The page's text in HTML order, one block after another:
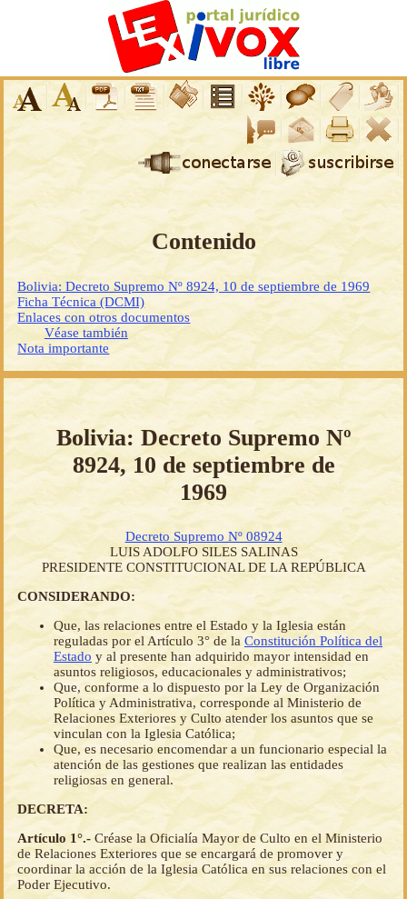
Contenido
Bolivia: Decreto Supremo Nº 8924, 10 de septiembre de 1969
Ficha Técnica (DCMI)
Enlaces con otros documentos
Véase también
Nota importante
Bolivia: Decreto Supremo Nº
8924, 10 de septiembre de
1969
Decreto Supremo Nº 08924
LUIS ADOLFO SILES SALINAS
PRESIDENTE CONSTITUCIONAL DE LA REPÚBLICA
CONSIDERANDO:
Que, las relaciones entre el Estado y la Iglesia están
reguladas por el Artículo 3° de la Constitución Política del
Estado y al presente han adquirido mayor intensidad en
asuntos religiosos, educacionales y administrativos;
Que, conforme a lo dispuesto por la Ley de Organización
Política y Administrativa, corresponde al Ministerio de
Relaciones Exteriores y Culto atender los asuntos que se
vinculan con la Iglesia Católica;
Que, es necesario encomendar a un funcionario especial la
atención de las gestiones que realizan las entidades
religiosas en general.
DECRETA:
Artículo 1°.- Créase la Oficialía Mayor de Culto en el Ministerio
de Relaciones Exteriores que se encargará de promover y
coordinar la acción de la Iglesia Católica en sus relaciones con el
Poder Ejecutivo.